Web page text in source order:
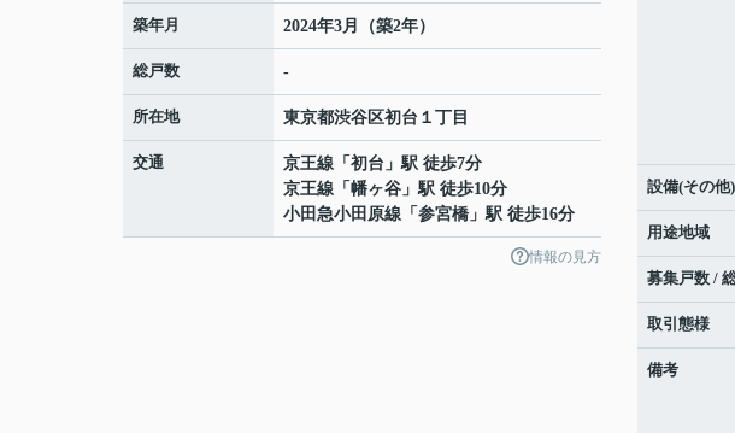
築年月 2024年3月（築2年）
総戸数 -
所在地 東京都渋谷区初台 １丁目
交通 京王線 「 初台 」駅 徒歩7分
京王線 「 幡ヶ谷 」駅 徒歩10分
小田急小田原線 「 参宮橋 」駅 徒歩16分
情報の見方
設備(その他)
用途地域
募集戸数 /
取引態様
備考